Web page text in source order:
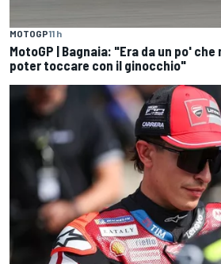
MOTOGP11 h
MotoGP | Bagnaia: "Era da un po'
poter toccare con il ginocchio"